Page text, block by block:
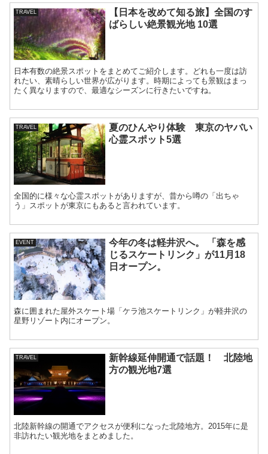
TRAVEL
【日本を改めて知る旅】全国のす
ばらしい絶景観光地 10選
日本有数の絶景スポットをまとめてご紹介します。どれも一度は訪
れたい、素晴らしい世界が広がります。時期によっても景観はまっ
たく異なりますので、最適なシーズンに行きたいですね。
TRAVEL
夏のひんやり体験 東京のヤバい
心霊スポット5選
全国的に様々な心霊スポットがありますが、昔から噂の「出ちゃ
う」スポットが東京にもあると言われています。
EVENT
今年の冬は軽井沢へ。 「森を感
じるスケートリンク」が11月18
日オープン。
森に囲まれた屋外スケート場「ケラ池スケートリンク」が軽井沢の
星野リゾート内にオープン。
TRAVEL
新幹線延伸開通で話題！ 北陸地
方の観光地7選
北陸新幹線の開通でアクセスが便利になった北陸地方。2015年に是
非訪れたい観光地をまとめました。